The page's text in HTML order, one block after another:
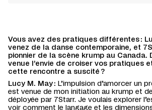
Vous avez des pratiques différentes :
venez de la danse contemporaine, et
pionnier de la scène krump au Canada.
venue l’envie de croiser vos pratiques
cette rencontre a suscité ?
Lucy M. May : L’impulsion d’amorcer un
est venue de mon initiation au krump et
déployée par 7Starr. Je voulais explorer
voir comment le langage et les